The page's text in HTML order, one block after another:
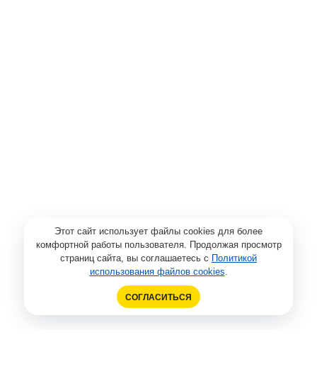
Этот сайт использует файлы cookies для более
комфортной работы пользователя. Продолжая просмотр
страниц сайта, вы соглашаетесь с Политикой
использования файлов cookies.
СОГЛАСИТЬСЯ